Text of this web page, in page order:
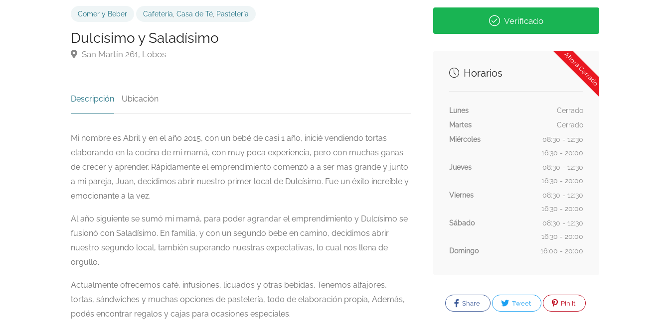
Comer y Beber Cafetería, Casa de Té, Pastelería
Dulcísimo y Saladísimo
San Martín 261, Lobos
Descripción Ubicación
Mi nombre es Abril y en el año 2015, con un bebé de casi 1 año, inicié vendiendo tortas
elaborando en la cocina de mi mamá, con muy poca experiencia, pero con muchas ganas
de crecer y aprender. Rápidamente el emprendimiento comenzó a a ser mas grande y junto
a mi pareja, Juan, decidimos abrir nuestro primer local de Dulcísimo. Fue un éxito increíble y
emocionante a la vez.
Al año siguiente se sumó mi mamá, para poder agrandar el emprendimiento y Dulcísimo se
fusionó con Saladísimo. En familia, y con un segundo bebe en camino, decidimos abrir
nuestro segundo local, también superando nuestras expectativas, lo cual nos llena de
orgullo.
Actualmente ofrecemos café, infusiones, licuados y otras bebidas. Tenemos alfajores,
tortas, sándwiches y muchas opciones de pastelería, todo de elaboración propia, Además,
podés encontrar regalos y cajas para ocasiones especiales.
Verificado
Ahora Cerrado
Horarios
Lunes
Cerrado
Martes
Cerrado
Miércoles
08:30 - 12:30
16:30 - 20:00
Jueves
08:30 - 12:30
16:30 - 20:00
Viernes
08:30 - 12:30
16:30 - 20:00
Sábado
08:30 - 12:30
16:30 - 20:00
Domingo
16:00 - 20:00
Share Tweet Pin It